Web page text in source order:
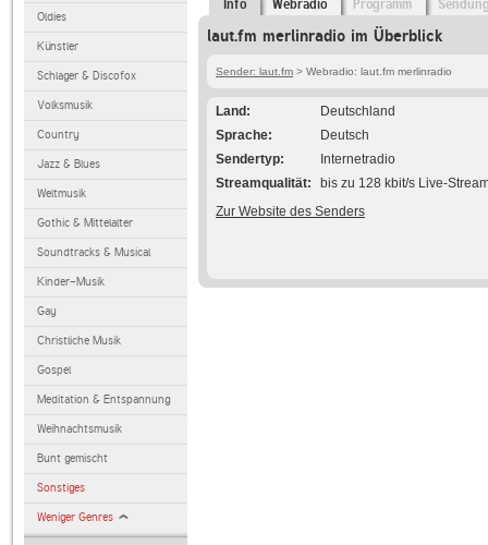
Oldies
Künstler
Schlager & Discofox
Volksmusik
Country
Jazz & Blues
Weltmusik
Gothic & Mittelalter
Soundtracks & Musical
Kinder-Musik
Gay
Christliche Musik
Gospel
Meditation & Entspannung
Weihnachtsmusik
Bunt gemischt
Sonstiges
Weniger Genres
Info Webradio Programm
laut.fm merlinradio im Überblick
Sender: laut.fm > Webradio: laut.fm merlinradio
Land
Deutschland
Sprache
Deutsch
Sendertyp
Internetradio
Streamqualität
bis zu 128 kbit/s Live-
Zur Website des Senders